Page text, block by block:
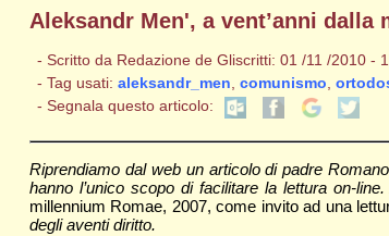
Aleksandr Men', a vent’anni
- Scritto da Redazione de Gliscritti: 01 /11 /2010 -
- Tag usati: aleksandr_men comunismo
- Segnala questo articolo:
Riprendiamo dal web un articolo di padre
hanno l’unico scopo di facilitare la lettura on-
millennium Romae, 2007, come invito ad una
degli aventi diritto.